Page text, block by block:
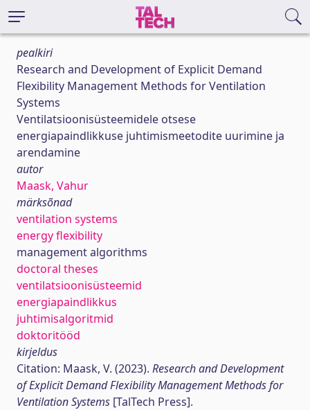
pealkiri
Research and Development of Explicit Demand
Flexibility Management Methods for Ventilation
Systems
Ventilatsioonisüsteemidele otsese
energiapaindlikkuse juhtimismeetodite uurimine ja
arendamine
autor
Maask, Vahur
märksõnad
ventilation systems
energy flexibility
management algorithms
doctoral theses
ventilatsioonisüsteemid
energiapaindlikkus
juhtimisalgoritmid
doktoritööd
kirjeldus
Citation: Maask, V. (2023). Research and Development
of Explicit Demand Flexibility Management Methods for
Ventilation Systems [TalTech Press].